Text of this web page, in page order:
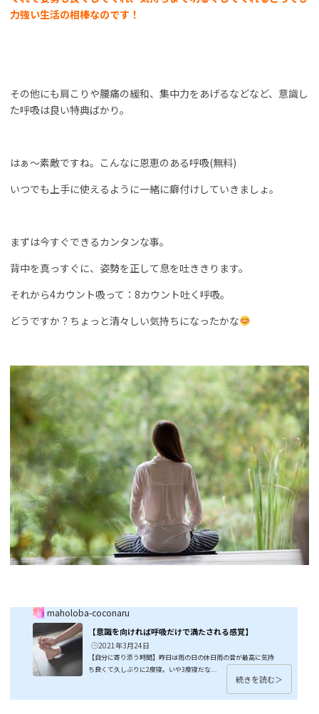
力強い生活の相棒なのです！
その他にも肩こりや腰痛の緩和、集中力をあげるなどなど、意識し
た呼吸は良い特典ばかり。
はぁ～素敵ですね。こんなに恩恵のある呼吸(無料)
いつでも上手に使えるように一緒に癖付けしていきましょ。
まずは今すぐできるカンタンな事。
背中を真っすぐに、姿勢を正して息を吐ききります。
それから4カウント吸って：8カウント吐く呼吸。
どうですか？ちょっと清々しい気持ちになったかな
maholoba-coconaru
【意識を向ければ呼吸だけで満たされる感覚】
2021年3月24日
【自分に寄り添う時間】昨日は雨の日の休日雨の音が最高に気持
ち良くて久しぶりに2度寝。いや3度寝だな...
続きを読む＞